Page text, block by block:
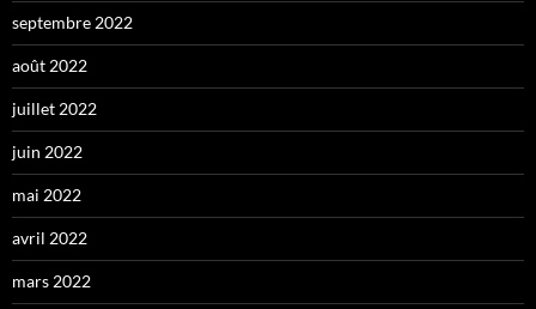
septembre 2022
août 2022
juillet 2022
juin 2022
mai 2022
avril 2022
mars 2022